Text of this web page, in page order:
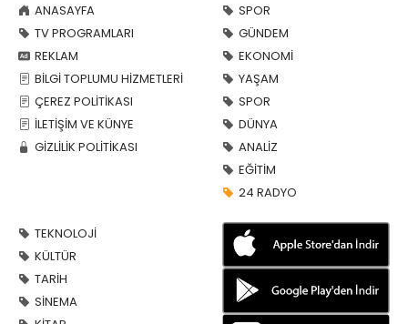
ANASAYFA
TV PROGRAMLARI
REKLAM
BİLGİ TOPLUMU HİZMETLERİ
ÇEREZ POLİTİKASI
İLETİŞİM VE KÜNYE
GİZLİLİK POLİTİKASI
SPOR
GÜNDEM
EKONOMİ
YAŞAM
SPOR
DÜNYA
ANALİZ
EĞİTİM
24 RADYO
TEKNOLOJİ
KÜLTÜR
TARİH
SİNEMA